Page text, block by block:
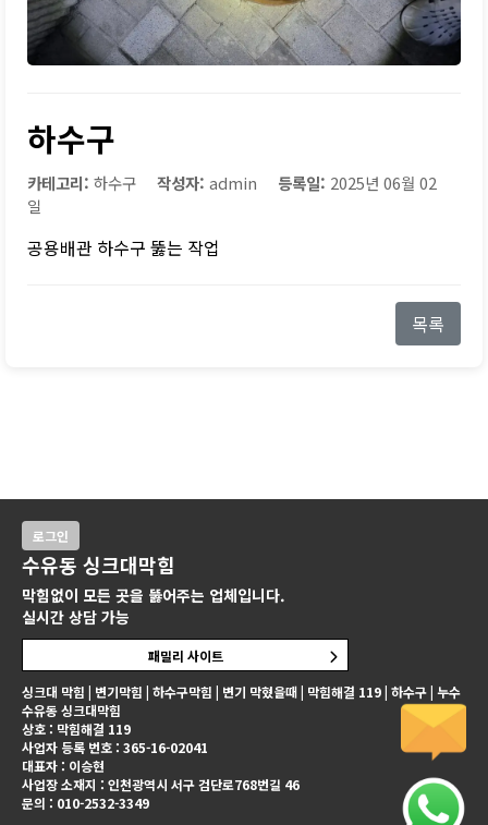
하수구
카테고리: 하수구 작성자: admin 등록일: 2025년 06월 02
일
공용배관 하수구 뚫는 작업
목록
싱크대 막힘 | 변기막힘 | 하수구막힘 | 변기 막혔을때 | 막힘해결 119 | 하수구 | 누수
수유동 싱크대막힘
상호 : 막힘해결 119
사업자 등록 번호 : 365-16-02041
대표자 : 이승현
사업장 소재지 : 인천광역시 서구 검단로768번길 46
문의 : 010-2532-3349
로그인
수유동 싱크대막힘
막힘없이 모든 곳을 뚫어주는 업체입니다.
실시간 상담 가능
패밀리 사이트